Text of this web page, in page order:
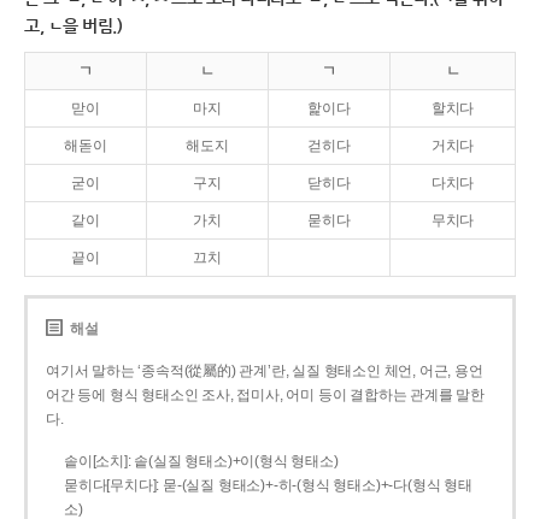
고, ㄴ을 버림.)
ㄱ ㄴ ㄱ ㄴ
맏이 마지 핥이다 할치다
해돋이 해도지 걷히다 거치다
굳이 구지 닫히다 다치다
같이 가치 묻히다 무치다
끝이 끄치
해설
여기서 말하는 ‘종속적(從屬的) 관계’란, 실질 형태소인 체언, 어근, 용언
어간 등에 형식 형태소인 조사, 접미사, 어미 등이 결합하는 관계를 말한
다.
솥이[소치]: 솥(실질 형태소)+이(형식 형태소)
묻히다[무치다]: 묻­-(실질 형태소)+­-히­-(형식 형태소)+-다(형식 형태
소)